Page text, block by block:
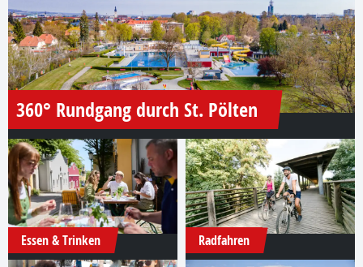
360° Rundgang durch St. Pölten
Essen & Trinken Radfahren